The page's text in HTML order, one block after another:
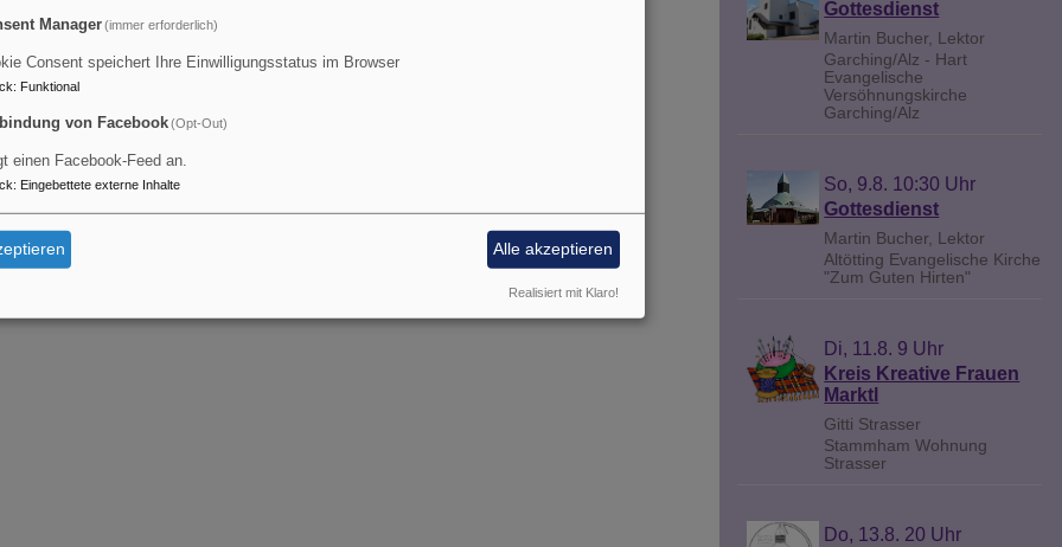
Gottesdienst
Martin Bucher, Lektor
Garching/Alz - Hart
Evangelische
Versöhnungskirche
Garching/Alz
So, 9.8. 10:30 Uhr
Gottesdienst
Martin Bucher, Lektor
Altötting Evangelische Kirche
"Zum Guten Hirten"
Di, 11.8. 9 Uhr
Kreis Kreative Frauen
Marktl
Gitti Strasser
Stammham Wohnung
Strasser
Do, 13.8. 20 Uhr
Manager(immer erforderlich)
Consent speichert Ihre Einwilligungsstatus im Browser
: Funktional
von Facebook(Opt-Out)
einen Facebook-Feed an.
: Eingebettete externe Inhalte
Alle akzeptieren
Realisiert mit Klaro!